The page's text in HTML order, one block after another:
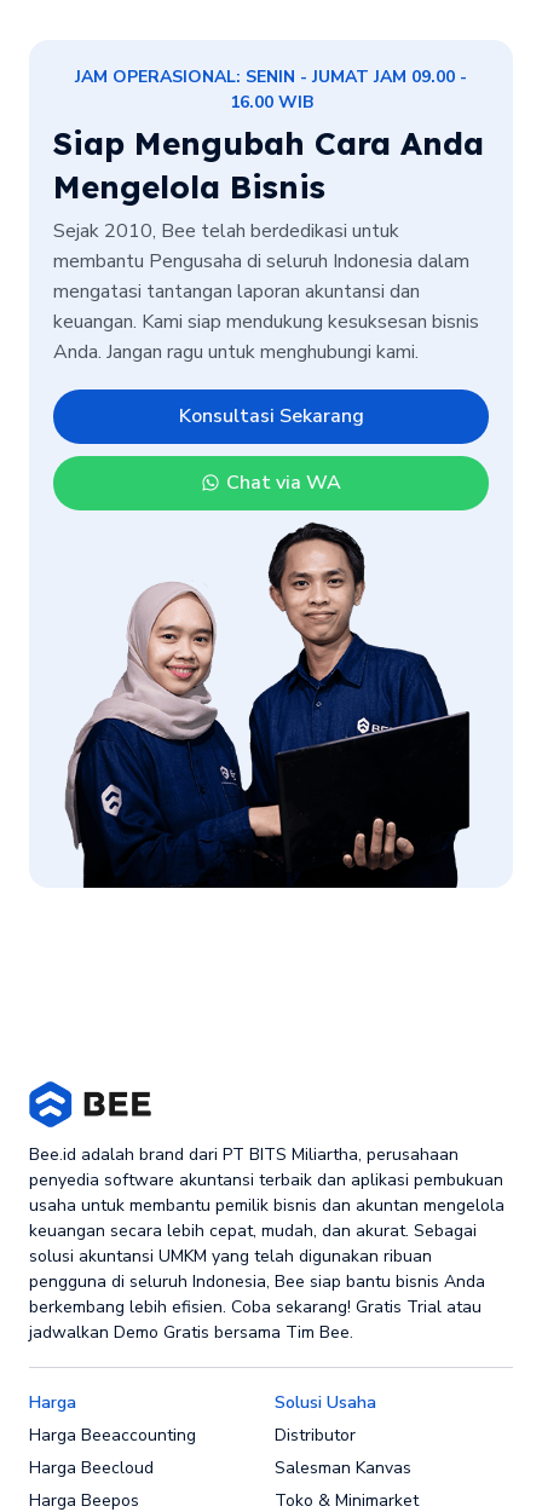
JAM OPERASIONAL: SENIN - JUMAT JAM 09.00 -
16.00 WIB
Siap Mengubah Cara Anda
Mengelola Bisnis
Sejak 2010, Bee telah berdedikasi untuk
membantu Pengusaha di seluruh Indonesia dalam
mengatasi tantangan laporan akuntansi dan
keuangan. Kami siap mendukung kesuksesan bisnis
Anda. Jangan ragu untuk menghubungi kami.
Konsultasi Sekarang
Chat via WA
Bee.id adalah brand dari PT BITS Miliartha, perusahaan
penyedia software akuntansi terbaik dan aplikasi pembukuan
usaha untuk membantu pemilik bisnis dan akuntan mengelola
keuangan secara lebih cepat, mudah, dan akurat. Sebagai
solusi akuntansi UMKM yang telah digunakan ribuan
pengguna di seluruh Indonesia, Bee siap bantu bisnis Anda
berkembang lebih efisien. Coba sekarang! Gratis Trial atau
jadwalkan Demo Gratis bersama Tim Bee.
Harga
Harga Beeaccounting
Harga Beecloud
Harga Beepos
Solusi Usaha
Distributor
Salesman Kanvas
Toko & Minimarket